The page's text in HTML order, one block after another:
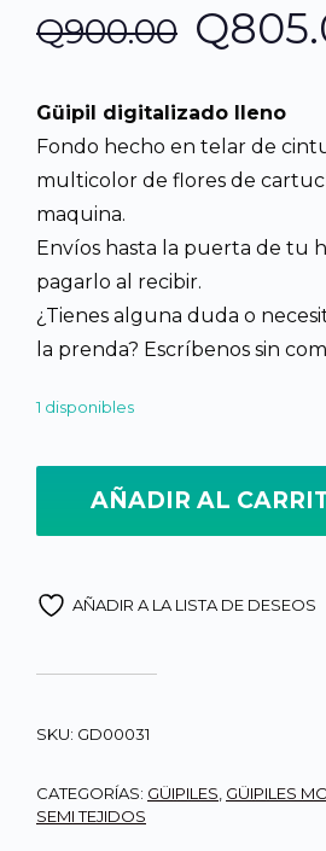
Q900.00 El
Q
Güipil digitalizado lleno
Fondo hecho en telar de
multicolor de flores de
maquina.
Envíos hasta la puerta de tu
pagarlo al recibir.
¿Tienes alguna duda o
la prenda? Escríbenos sin
1 disponibles
AÑADIR AL
AÑADIR A LA LISTA DE DESEOS
SKU: GD00031
CATEGORÍAS: GÜIPILES GÜIPILES
SEMI TEJIDOS